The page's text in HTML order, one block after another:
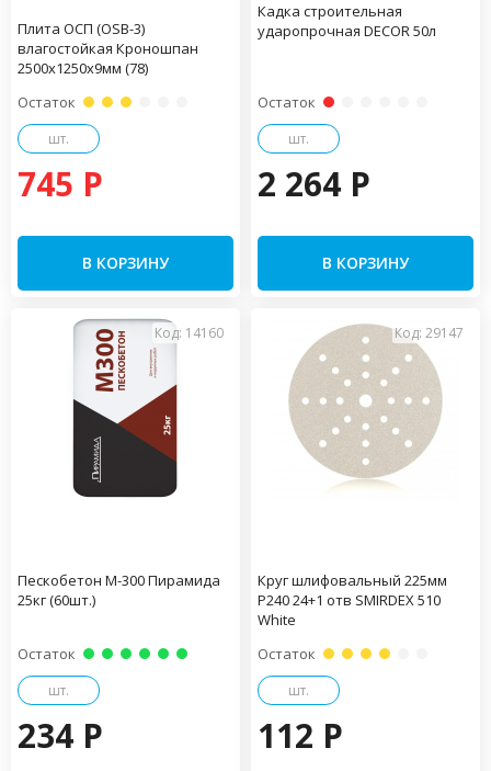
Плита ОСП (OSB-3)
влагостойкая Кроношпан
2500х1250х9мм (78)
Остаток
шт.
745 P
В КОРЗИНУ
Кадка строительная
ударопрочная DECOR 50л
Остаток
шт.
2 264 P
В КОРЗИНУ
Код: 14160
Пескобетон М-300 Пирамида
25кг (60шт.)
Остаток
шт.
234 P
Код: 29147
Круг шлифовальный 225мм
Р240 24+1 отв SMIRDEX 510
White
Остаток
шт.
112 P